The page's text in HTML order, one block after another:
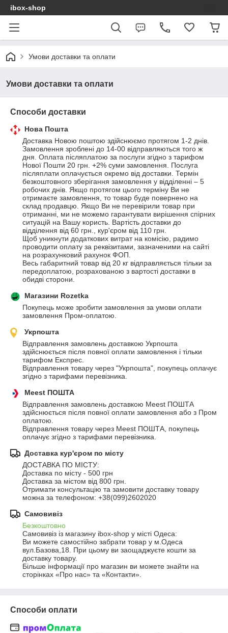
ibox-shop
Умови доставки та оплати
Умови доставки та оплати
Способи доставки
Нова Пошта
Доставка Новою поштою здійснюємо протягом 1-2 днів.
Замовлення зроблені до 14-00 відправляються того ж
дня. Оплата післяплатою за послуги згідно з тарифом
Нової Пошти 20 грн. +2% суми замовлення. Послуга
післяплати оплачується окремо від доставки. Термін
безкоштовного зберігання замовлення у відділенні – 5
робочих днів. Якщо протягом цього терміну Ви не
отримаєте замовлення, то товар буде повернено на
склад продавцю. Якщо Ви не перевірили товар при
отриманні, ми не можемо гарантувати вирішення спірних
ситуацій на Вашу користь. Вартість доставки до
відділення від 60 грн., кур'єром від 110 грн.
Щоб уникнути додаткових витрат на комісію, радимо
проводити оплату за реквізитами, зазначеними на сайті
на розрахунковий рахунок ФОП.
Весь габаритний товар від 20 кг відправляється тільки за
передоплатою, розрахованою з вартості доставки в
обидві сторони.
Магазини Rozetka
Покупець може зробити замовлення за умови оплати
замовлення Пром-оплатою.
Укрпошта
Відправлення замовлень доставкою Укрпошта
здійснюється після повної оплати замовлення і тільки
тарифом Експрес.
Відправлення товару через "Укрпошта", покупець оплачує
згідно з тарифами перевізника.
Meest ПОШТА
Відправлення замовлень доставкою Meest ПОШТА
здійснюється після повної оплати замовлення або з Пром
оплатою.
Відправлення товару через Meest ПОШТА, покупець
оплачує згідно з тарифами перевізника.
Доставка кур'єром по місту
ДОСТАВКА ПО МІСТУ:
Доставка по місту - 500 грн
Доставка за містом від 800 грн.
Отримати консультацію та замовити доставку товару
можна за телефоном: +38(099)2602020
Самовивіз
Безкоштовно
Самовивіз із магазину ibox-shop у місті Одеса:
Ви можете самостійно забрати товар у м.Одеса
вул.Базова,18. При цьому ви заощаджуєте кошти за
доставку товару.
Більше інформації про магазин ви можете знайти на
сторінках «Про нас» та «Контакти».
Способи оплати